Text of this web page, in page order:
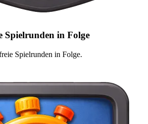
Spielrunden in Folge
Spielrunden in Folge.